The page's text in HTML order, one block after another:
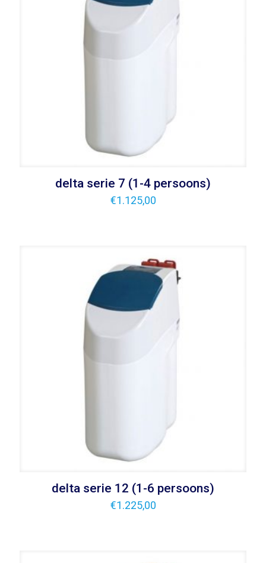
delta serie 7 (1-4 persoons)
€1.125,00
delta serie 12 (1-6 persoons)
€1.225,00